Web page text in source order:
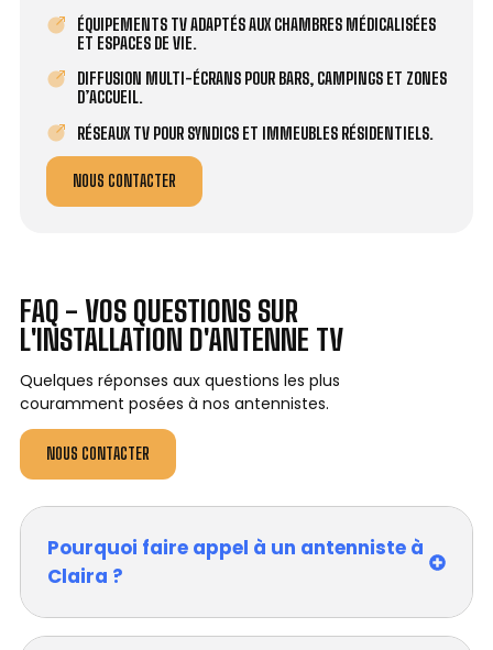
ÉQUIPEMENTS TV ADAPTÉS AUX CHAMBRES MÉDICALISÉES
ET ESPACES DE VIE.
DIFFUSION MULTI-ÉCRANS POUR BARS, CAMPINGS ET ZONES
D’ACCUEIL.
RÉSEAUX TV POUR SYNDICS ET IMMEUBLES RÉSIDENTIELS.
NOUS CONTACTER
FAQ - VOS QUESTIONS SUR
L'INSTALLATION D'ANTENNE TV
Quelques réponses aux questions les plus
couramment posées à nos antennistes.
NOUS CONTACTER
Pourquoi faire appel à un antenniste à
Claira ?